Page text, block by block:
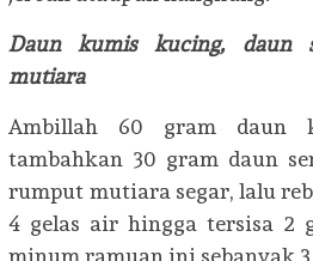
Daun kumis kucing, daun
mutiara
Ambillah 60 gram daun
tambahkan 30 gram daun
rumput mutiara segar, lalu
4 gelas air hingga tersisa 2